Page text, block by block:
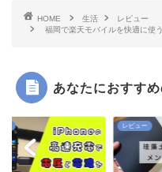
HOME 生活
レビュー
福岡で楽天モバイルを快適に使
あなたにおすす
レビュー